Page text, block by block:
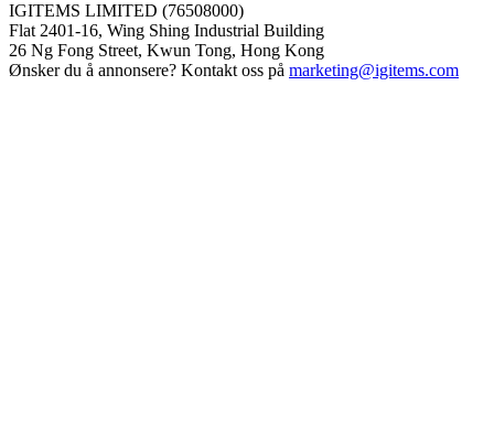
IGITEMS LIMITED (76508000)
Flat 2401-16, Wing Shing Industrial Building
26 Ng Fong Street, Kwun Tong, Hong Kong
Ønsker du å annonsere? Kontakt oss på marketing@igitems.com